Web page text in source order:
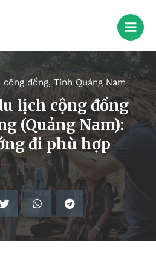
cộng đồng,Tỉnh Quảng Nam
lịch cộng đồng
(Quảng Nam):
đi phù hợp